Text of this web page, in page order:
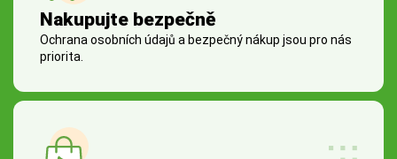
Nakupujte bezpečně
Ochrana osobních údajů a bezpečný nákup jsou pro nás
priorita.